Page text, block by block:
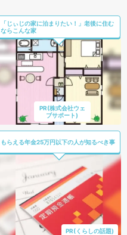
「じぃじの家に泊まりたい！」老後に住む
ならこんな家
PR(株式会社ウェ
ブサポート)
もらえる年金25万円以下の人が知るべき事
PR(くらしの話題)